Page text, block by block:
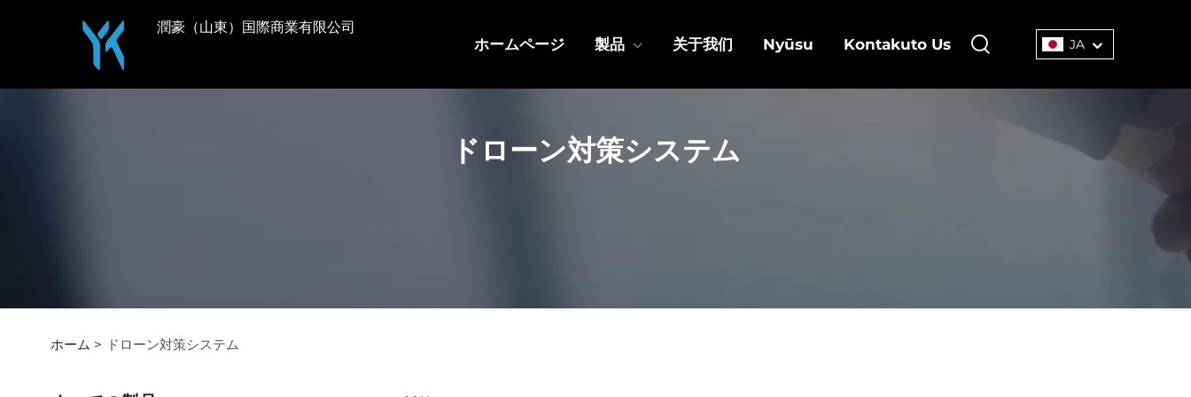
潤豪（山東）国際商業有限公司
ホームページ 製品 关于我们 Nyūsu Kontakuto Us JA
ドローン対策システム
ホーム > ドローン対策システム